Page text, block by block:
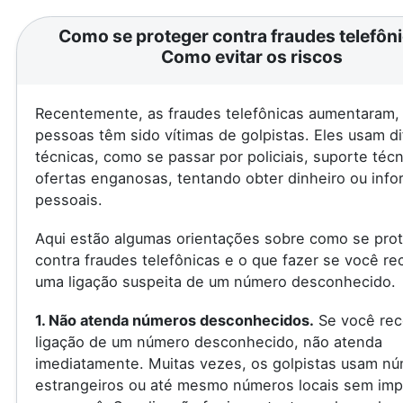
Como se proteger contra fraudes
Como evitar os riscos
Recentemente, as fraudes telefônicas
pessoas têm sido vítimas de golpistas. Eles usam
técnicas, como se passar por policiais, suporte
ofertas enganosas, tentando obter dinheiro ou
pessoais.
Aqui estão algumas orientações sobre como se
contra fraudes telefônicas e o que fazer se você
uma ligação suspeita de um número desconhecido.
1. Não atenda números desconhecidos. Se você
ligação de um número desconhecido, não atenda
imediatamente. Muitas vezes, os golpistas usam
estrangeiros ou até mesmo números locais sem